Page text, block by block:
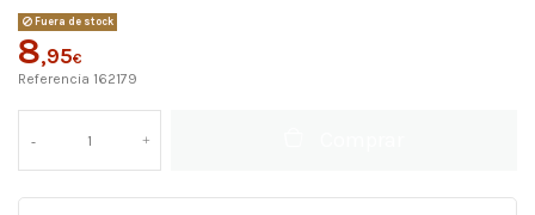
Fuera de stock
8,95€
Referencia 162179